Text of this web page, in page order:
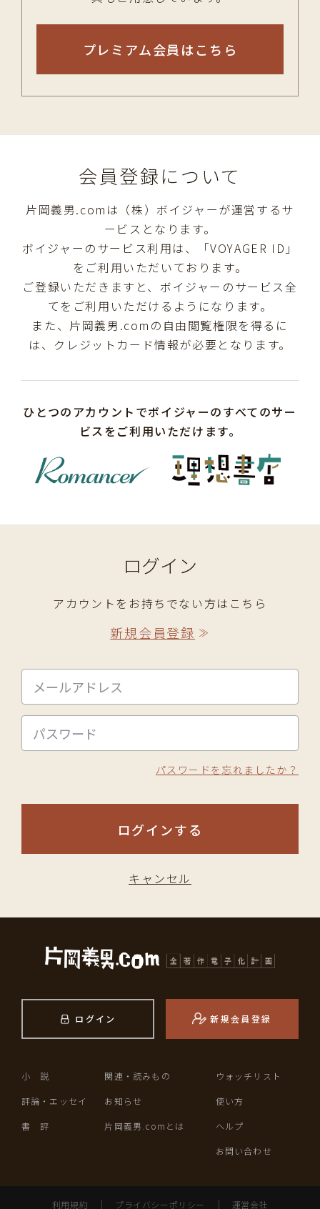
プレミアム会員はこちら
会員登録について
片岡義男.comは（株）ボイジャーが運営するサ
ービスとなります。
ボイジャーのサービス利用は、「VOYAGER ID」
をご利用いただいております。
ご登録いただきますと、ボイジャーのサービス全
てをご利用いただけるようになります。
また、片岡義男.comの自由閲覧権限を得るに
は、クレジットカード情報が必要となります。
ひとつのアカウントでボイジャーのすべてのサー
ビスをご利用いただけます。
ログイン
アカウントをお持ちでない方はこちら
新規会員登録 ≫
パスワードを忘れましたか？
ログインする
キャンセル
ログイン 新規会員登録
小 説
評論・エッセイ
書 評
関連・読みもの
お知らせ
片岡義男.comとは
ウォッチリスト
使い方
ヘルプ
お問い合わせ
利用規約 ｜ プライバシーポリシー ｜ 運営会社